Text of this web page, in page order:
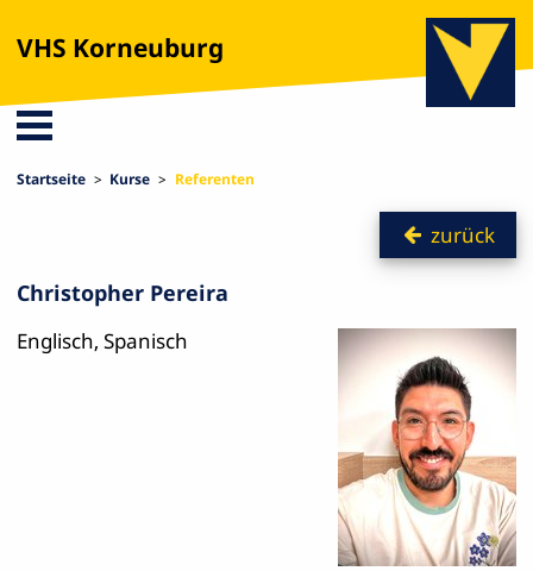
VHS Korneuburg
Startseite Kurse Referenten
zurück
Christopher Pereira
Englisch, Spanisch